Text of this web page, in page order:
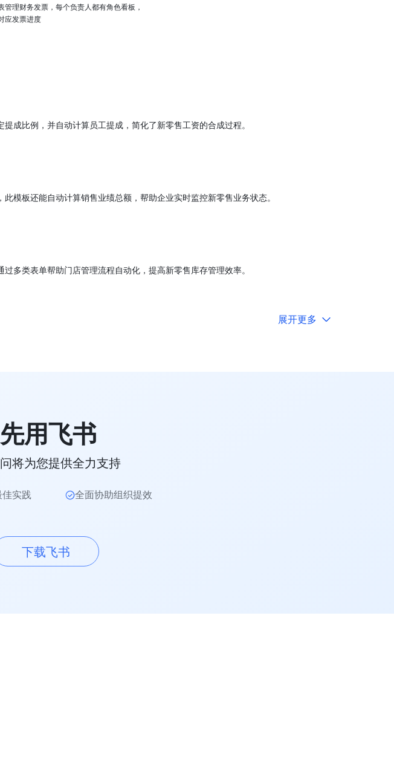
管理财务发票，每个负责人都有角色看板，
应发票进度
成比例，并自动计算员工提成，简化了新零售工资的合成过程。
模板还能自动计算销售业绩总额，帮助企业实时监控新零售业务状态。
多类表单帮助门店管理流程自动化，提高新零售库存管理效率。
展开更多
用飞书
将为您提供全力支持
实践 全面协助组织提效
下载飞书